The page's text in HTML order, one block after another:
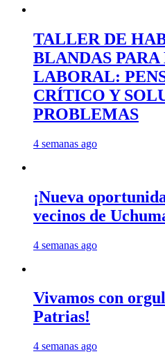
TALLER DE
BLANDAS
LABORAL:
CRÍTICO Y
PROBLEMAS
4 semanas ago
¡Nueva
vecinos de
4 semanas ago
Vivamos con
Patrias!
4 semanas ago